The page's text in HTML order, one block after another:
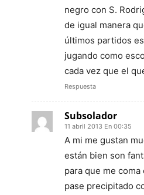
negro con S.
de igual manera
últimos partidos
jugando como
cada vez que el
Respuesta
Subsolador
11 abril 2013 En 00:35
A mi me gustan
están bien son
para que me coma
pase precipitado